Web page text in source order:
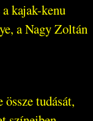
kajak-kenu
a Nagy Zoltán
tudását,